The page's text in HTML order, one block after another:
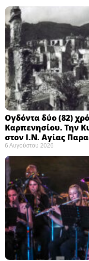
Ογδόντα δύο (82)
Καρπενησίου. Την
στον Ι.Ν. Αγίας
6 Αυγούστου 2026